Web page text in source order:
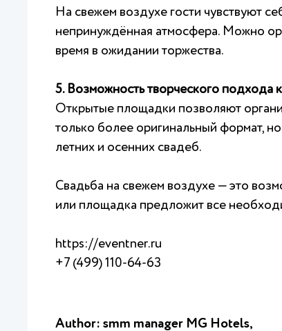
На свежем воздухе гости чувствуют
непринуждённая атмосфера. Можно
время в ожидании торжества.
5. Возможность творческого подхода
Открытые площадки позволяют
только более оригинальный формат,
летних и осенних свадеб.
Свадьба на свежем воздухе — это
или площадка предложит все
https://eventner.ru
+7 (499) 110-64-63
Author: smm manager MG Hotels,